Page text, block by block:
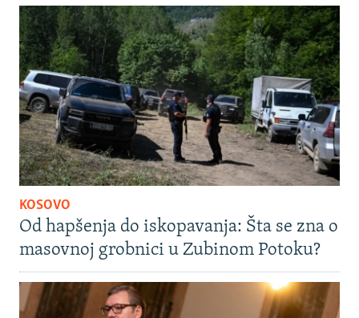
KOSOVO
Od hapšenja do iskopavanja: Šta se zna o
masovnoj grobnici u Zubinom Potoku?